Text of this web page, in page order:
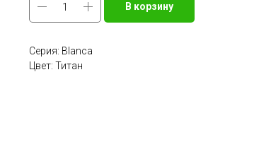
В корзину
Серия: Blanca
Цвет: Титан